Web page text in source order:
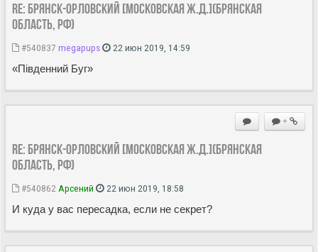
Re: Брянск-Орловский [Московская ж.д.](Брянская
область, РФ)
#540837 megapups 22 июн 2019, 14:59
«Південний Буг»
+
Re: Брянск-Орловский [Московская ж.д.](Брянская
область, РФ)
#540862 Арсений 22 июн 2019, 18:58
И куда у вас пересадка, если не секрет?